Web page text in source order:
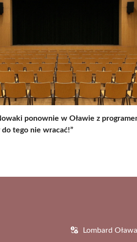
ponownie w Oławie z
do tego nie wracać!”
Lombard Oława